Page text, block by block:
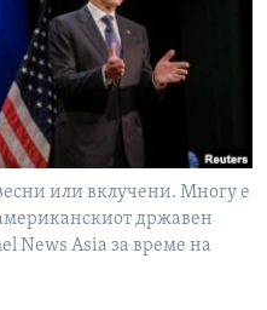
или вклучени. Многу е
државен
News Asia за време на